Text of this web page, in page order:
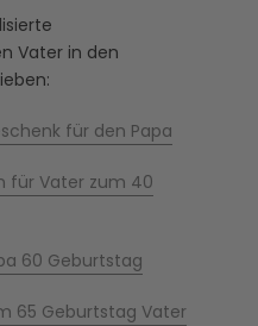
Vater in den
für den Papa
für Vater zum 40
60 Geburtstag
65 Geburtstag Vater